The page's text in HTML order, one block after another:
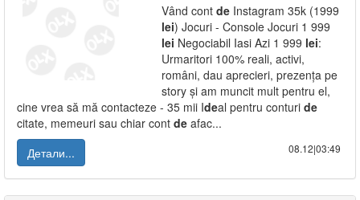
Vând cont de Instagram 35k (1999
lei) Jocuri - Console Jocuri 1 999
lei Negociabil Iasi Azi 1 999 lei:
Urmaritori 100% reali, activi,
români, dau aprecieri, prezența pe
story și am muncit mult pentru el,
cine vrea să mă contacteze - 35 mii Ideal pentru conturi de
citate, memeuri sau chiar cont de afac...
Детали...
08.12|03:49